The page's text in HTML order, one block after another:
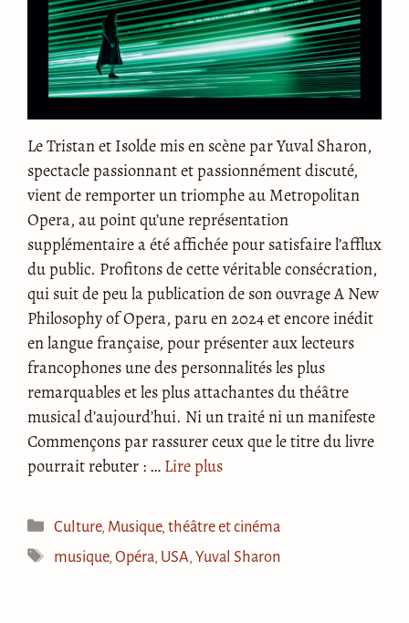
Le Tristan et Isolde mis en scène par Yuval Sharon,
spectacle passionnant et passionnément discuté,
vient de remporter un triomphe au Metropolitan
Opera, au point qu’une représentation
supplémentaire a été affichée pour satisfaire l’afflux
du public. Profitons de cette véritable consécration,
qui suit de peu la publication de son ouvrage A New
Philosophy of Opera, paru en 2024 et encore inédit
en langue française, pour présenter aux lecteurs
francophones une des personnalités les plus
remarquables et les plus attachantes du théâtre
musical d’aujourd’hui. Ni un traité ni un manifeste
Commençons par rassurer ceux que le titre du livre
pourrait rebuter : … Lire plus
Catégories
Culture, Musique, théâtre et cinéma
Étiquettes
musique,Opéra USA ,Yuval Sharon